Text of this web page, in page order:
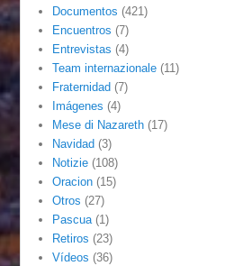
Documentos (421)
Encuentros (7)
Entrevistas (4)
Team internazionale (11)
Fraternidad (7)
Imágenes (4)
Mese di Nazareth (17)
Navidad (3)
Notizie (108)
Oracion (15)
Otros (27)
Pascua (1)
Retiros (23)
Vídeos (36)